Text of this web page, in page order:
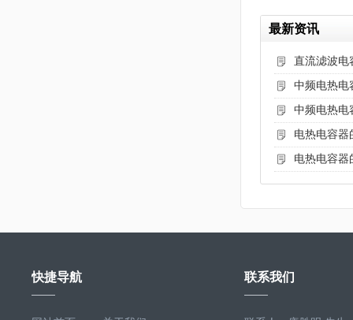
最新资讯
直流滤波电
中频电热电
中频电热电
电热电容器
电热电容器
快捷导航 联系我们